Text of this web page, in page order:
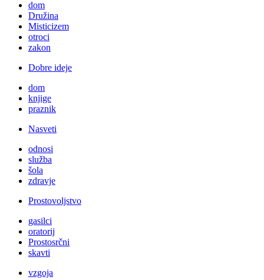
dom
Družina
Misticizem
otroci
zakon
Dobre ideje
dom
knjige
praznik
Nasveti
odnosi
služba
šola
zdravje
Prostovoljstvo
gasilci
oratorij
Prostosrčni
skavti
vzgoja